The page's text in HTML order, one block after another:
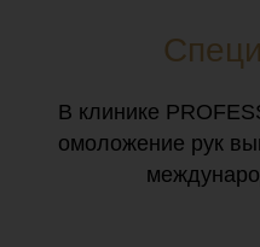
В клинике
омоложение рук